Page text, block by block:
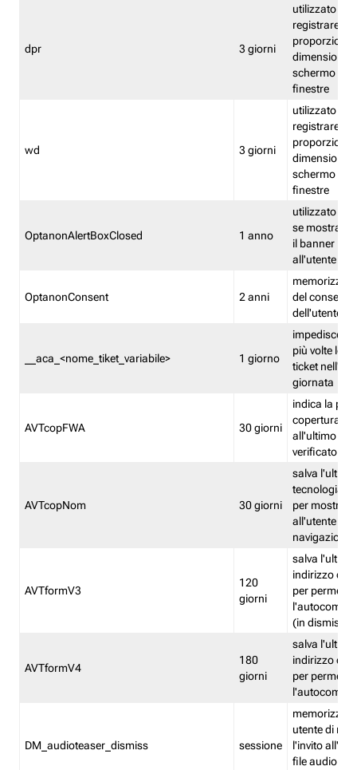
dpr 3 giorni
utilizzato per
registrare le
proporzioni
dimensioni
schermo e
finestre
wd 3 giorni
utilizzato per
registrare le
proporzioni
dimensioni
schermo e
finestre
OptanonAlertBoxClosed 1 anno
utilizzato per
se mostrare
il banner
all'utente
OptanonConsent 2 anni
memorizza
del
dell'utente
__aca_<nome_tiket_variabile> 1 giorno
impedisce di
più volte lo
ticket
giornata
AVTcopFWA 30 giorni
indica la
copertura
all'ultimo
verificato
AVTcopNom 30 giorni
salva l'ultima
tecnologia
per
all'utente
navigazione
AVTformV3
120
giorni
salva l'ultimo
indirizzo di
per
(in
AVTformV4
180
giorni
salva l'ultimo
indirizzo di
per
DM_audioteaser_dismiss sessione
memorizza
utente di
l'invito
file audio del